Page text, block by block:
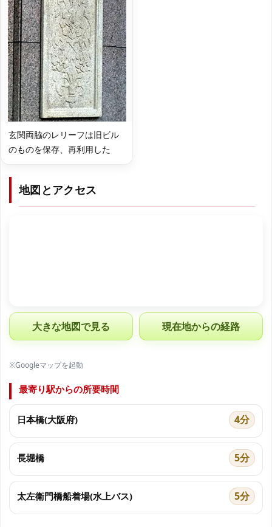
玄関両脇のレリーフは旧ビル
のものを保存、再利用した
地図とアクセス
大きな地図で見る 現在地からの経路
※Googleマップを起動
最寄り駅からの所要時間
日本橋(大阪府) 4分
長堀橋 5分
太左衛門橋船着場(水上バス) 5分